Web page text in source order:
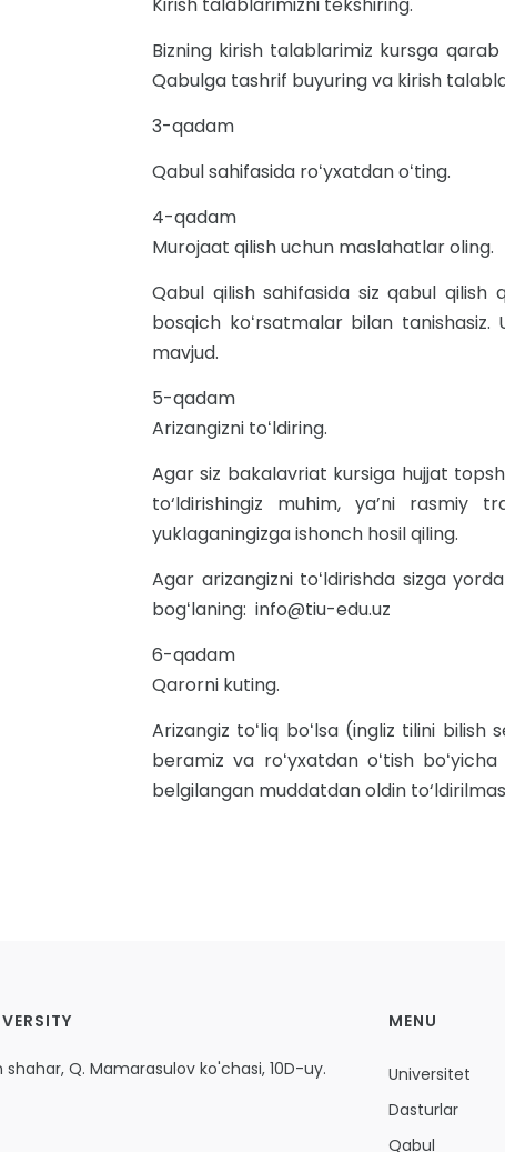
Bizning kirish talablarimiz kursga
Qabulga tashrif buyuring va kirish
3-
Qabul sahifasida roʻyxatdan oʻting.
4-qadam
Murojaat qilish uchun maslahatlar oling.
Qabul qilish sahifasida siz qabul
bosqich koʻrsatmalar bilan
mavjud.
5-qadam
Arizangizni toʻldiring.
Agar siz bakalavriat kursiga hujjat
to‘ldirishingiz muhim, ya’ni rasmiy
yuklaganingizga ishonch hosil qiling.
Agar arizangizni toʻldirishda sizga
bogʻlaning: info@tiu-edu.uz
6-qadam
Qarorni kuting.
Arizangiz toʻliq boʻlsa (ingliz tilini
beramiz va roʻyxatdan oʻtish
belgilangan muddatdan oldin
Q. Mamarasulov ko'chasi, 10D-uy.
MENU
Universitet
Dasturlar
Qabul